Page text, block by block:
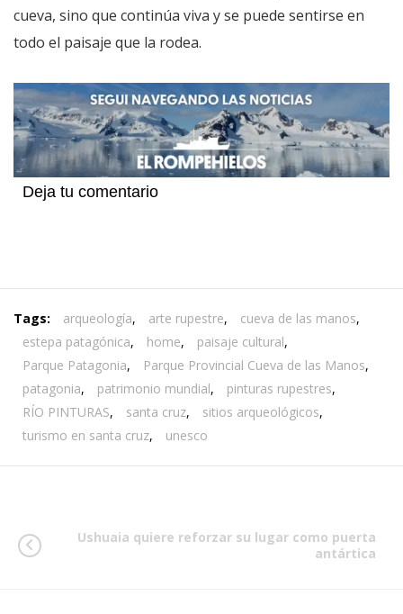
cueva, sino que continúa viva y se puede sentirse en
todo el paisaje que la rodea.
Deja tu comentario
Tags: arqueología, arte rupestre, cueva de las manos,
estepa patagónica, home, paisaje cultural,
Parque Patagonia, Parque Provincial Cueva de las Manos,
patagonia, patrimonio mundial, pinturas rupestres,
RÍO PINTURAS, santa cruz, sitios arqueológicos,
turismo en santa cruz, unesco
Ushuaia quiere reforzar su lugar como puerta
antártica